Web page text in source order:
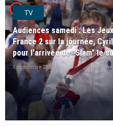
player2TV
Audiences samedi : Les
France 2 sur la journée,
pour l'arrivée de "Slam" le
1 septembre 2024